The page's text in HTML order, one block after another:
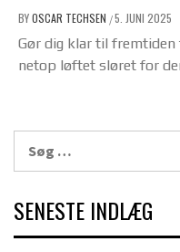
BYOSCAR TECHSEN /5. JUNI 2025
Gør dig klar til
netop løftet sløret for
efter:
SENESTE INDLÆG